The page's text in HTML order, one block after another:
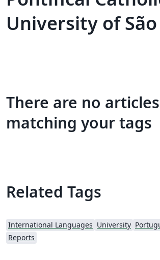
University of
There are no articles
matching your tags
Related Tags
International Languages University
Reports